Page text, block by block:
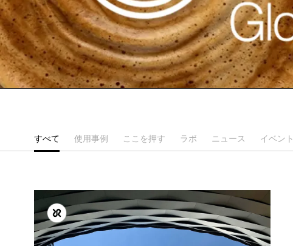
すべて 使用事例 ここを押す ラボ ニュース イベント